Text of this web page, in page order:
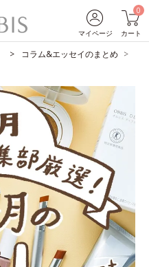
マイページ
0
カート
コラム&エッセイのまとめ